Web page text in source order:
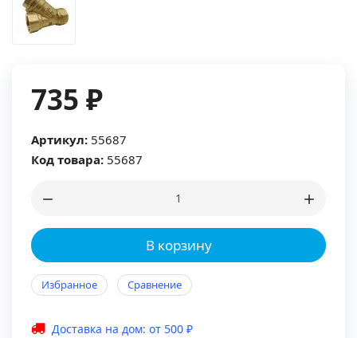
735 ₽
Артикул: 55687
Код товара: 55687
В корзину
Избранное Сравнение
Доставка на дом: от 500 ₽